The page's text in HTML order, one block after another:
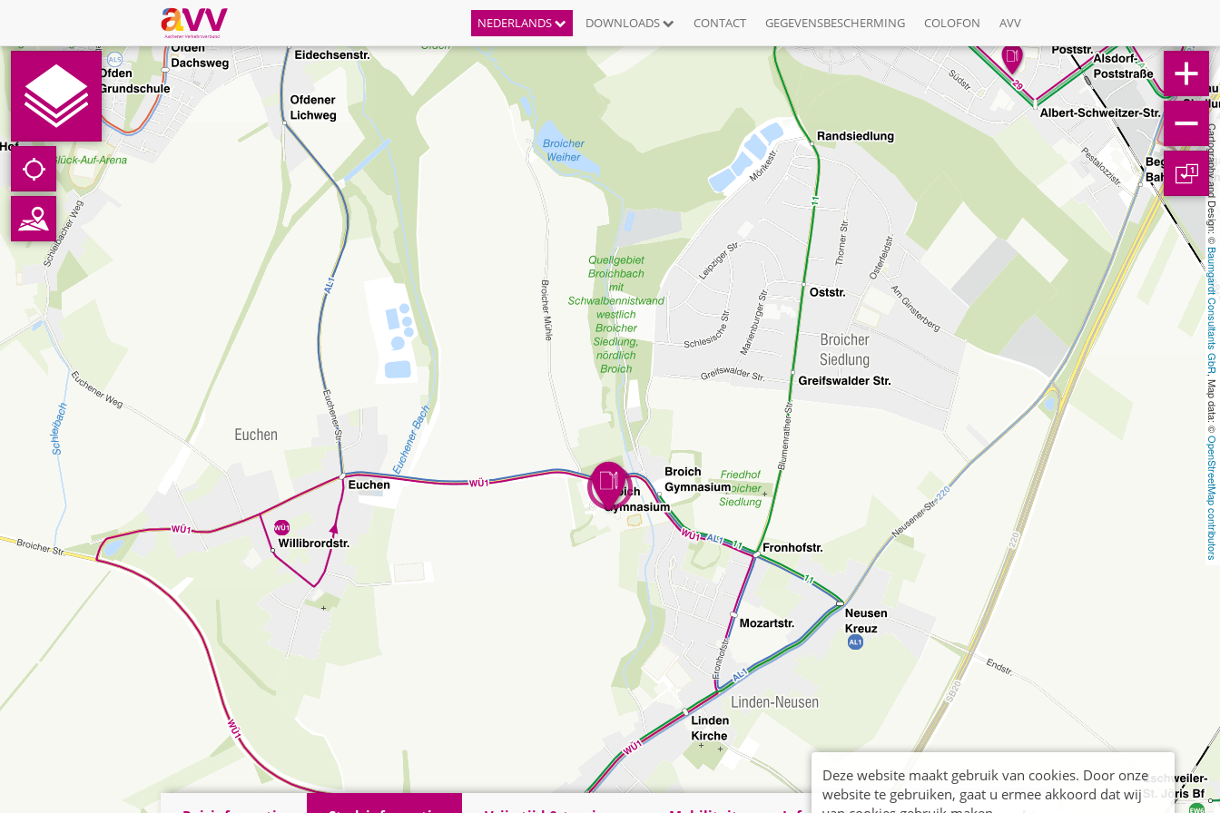
NEDERLANDS DOWNLOADS CONTACT GEGEVENSBESCHERMING COLOFON AVV
Cartography and Design: ©
Baumgardt Consultants GbR
, Map data: ©
OpenStreetMap contributors
1
Deze website maakt gebruik van cookies. Door onze
website te gebruiken, gaat u ermee akkoord dat wij